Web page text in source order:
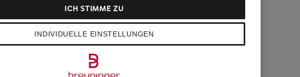
INDIVIDUELLE EINSTELLUNGEN
ICH STIMME ZU